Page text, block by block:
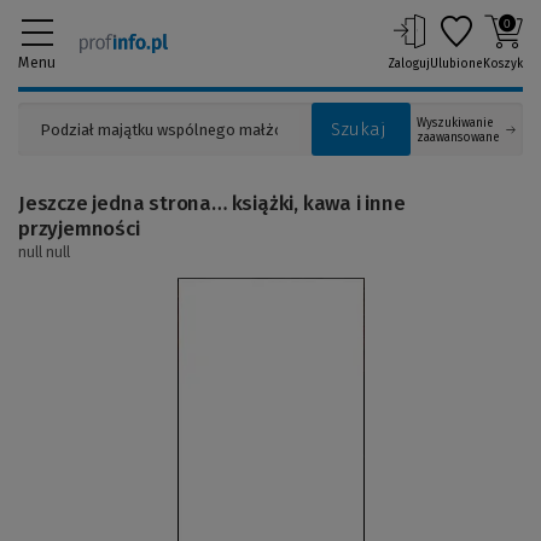
Menu
Szukaj
Wyszukiwanie
zaawansowane
ZalogujUlubione
0
Koszyk
Jeszcze jedna strona… książki, kawa i inne
przyjemności
null null